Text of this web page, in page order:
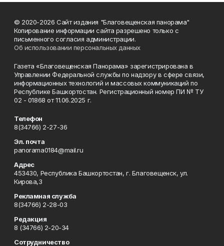
© 2020-2026 Сайт издания "Благовещенская панорама"
Копирование информации сайта разрешено только с
письменного согласия администрации.
Об использовании персональных данных
Газета «Благовещенская Панорама» зарегистрирована в
Управлении Федеральной службы по надзору в сфере связи,
информационных технологий и массовых коммуникаций по
Республике Башкортостан. Регистрационный номер ПИ № ТУ
02 - 01868 от 11.06.2025 г.
Телефон
8(34766) 2-27-36
Эл. почта
panorama0184@mail.ru
Адрес
453430, Республика Башкортостан, г. Благовещенск, ул.
Кирова,3
Рекламная служба
8(34766) 2-28-03
Редакция
8 (34766) 2-20-34
Сотрудничество